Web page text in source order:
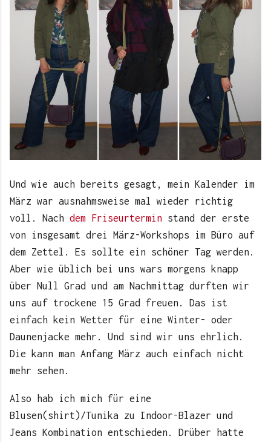
Und wie auch bereits gesagt, mein Kalender im
März war ausnahmsweise mal wieder richtig
voll. Nach dem Friseurtermin stand der erste
von insgesamt drei März-Workshops im Büro auf
dem Zettel. Es sollte ein schöner Tag werden.
Aber wie üblich bei uns wars morgens knapp
über Null Grad und am Nachmittag durften wir
uns auf trockene 15 Grad freuen. Das ist
einfach kein Wetter für eine Winter- oder
Daunenjacke mehr. Und sind wir uns ehrlich.
Die kann man Anfang März auch einfach nicht
mehr sehen.
Also hab ich mich für eine
Blusen(shirt)/Tunika zu Indoor-Blazer und
Jeans Kombination entschieden. Drüber hatte